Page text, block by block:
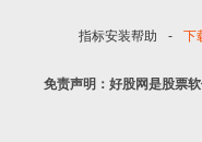
指标安装帮助 - 下
免责声明：好股网是股票